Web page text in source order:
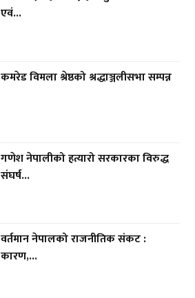
एवं...
कमरेड विमला श्रेष्ठको श्रद्धाञ्जलीसभा सम्पन्न
गणेश नेपालीको हत्यारो सरकारका विरुद्ध
संघर्ष...
वर्तमान नेपालको राजनीतिक संकट :
कारण,...